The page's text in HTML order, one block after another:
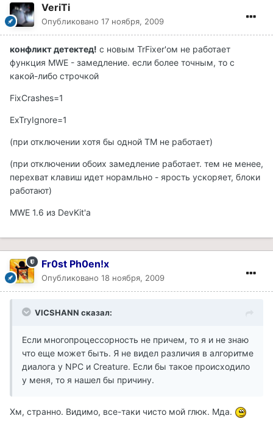
VeriTi
Опубликовано 17 ноября, 2009
конфликт детектед! с новым TrFixer'ом не работает
функция MWE - замедление. если более точным, то с
какой-либо строчкой
FixCrashes=1
ExTryIgnore=1
(при отключении хотя бы одной ТМ не работает)
(при отключении обоих замедление работает. тем не менее,
перехват клавиш идет норамльно - ярость ускоряет, блоки
работают)
MWE 1.6 из DevKit'a
Fr0st Ph0en!x
Опубликовано 18 ноября, 2009
VICSHANN сказал:
Если многопроцессорность не причем, то я и не знаю
что еще может быть. Я не видел различия в алгоритме
диалога у NPC и Creature. Если бы такое происходило
у меня, то я нашел бы причину.
Хм, странно. Видимо, все-таки чисто мой глюк. Мда.